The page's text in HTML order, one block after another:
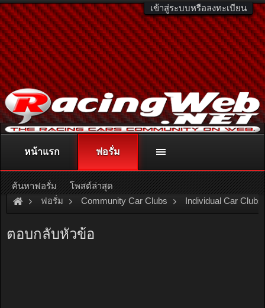
เข้าสู่ระบบหรือลงทะเบียน
ติดต่อลงโฆษณา racingweb@gmail.comหรือโทร. 081-811-1138
หรืออ่านรายละเอียดเพิ่มเติม คลิกที่นี่
ฟอรั่ม Community Car Clubs Individual Car Clubs
ตอบกลับหัวข้อ
หน้าแรก ฟอรั่ม
ค้นหาฟอรั่ม โพสต์ล่าสุด